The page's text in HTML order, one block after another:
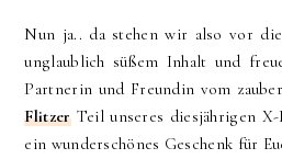
Nun ja.. da stehen wir also vor
unglaublich süßem Inhalt und
Partnerin und Freundin vom
FlitzerTeil unseres diesjährigen
ein wunderschönes Geschenk für